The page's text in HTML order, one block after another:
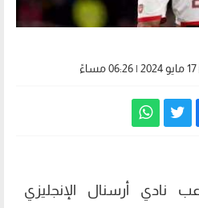
17 مايو 2024 | 06:26 مساءً
نادي أرسنال الإنجليزي